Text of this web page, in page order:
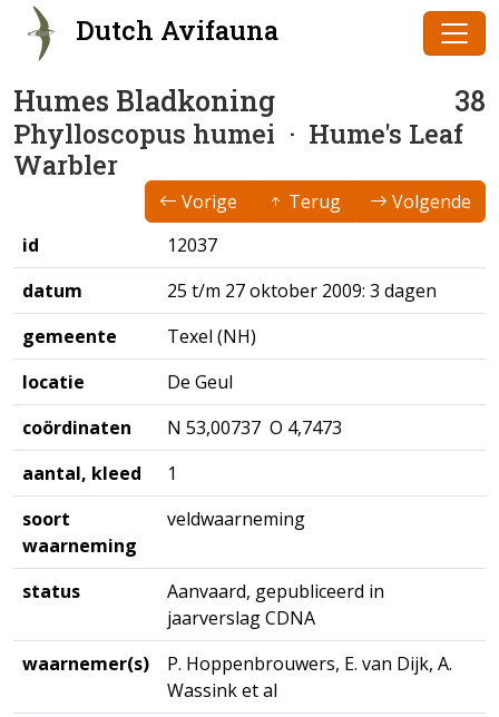
Dutch Avifauna
Humes Bladkoning 38
Phylloscopus humei · Hume's Leaf
Warbler
Vorige Terug
Volgende
id
12037
datum
25 t/m 27 oktober 2009: 3 dagen
gemeente
Texel (NH)
locatie
De Geul
coördinaten
N 53,00737 O 4,7473
aantal, kleed
1
soort
waarneming
veldwaarneming
status
Aanvaard, gepubliceerd in
jaarverslag CDNA
waarnemer(s)
P. Hoppenbrouwers, E. van Dijk, A.
Wassink et al